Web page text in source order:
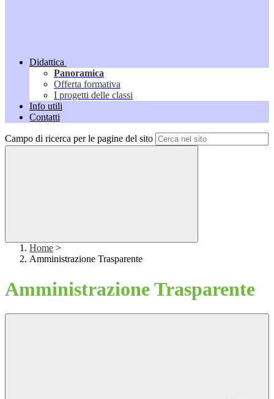
Didattica
Panoramica
Offerta formativa
I progetti delle classi
Info utili
Contatti
Campo di ricerca per le pagine del sito
Home >
Amministrazione Trasparente
Amministrazione Trasparente